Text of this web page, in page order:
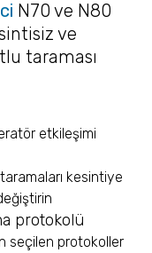
N70 ve N80
ve
taraması
etkileşimi
kesintiye
protokolü
seçilen protokoller